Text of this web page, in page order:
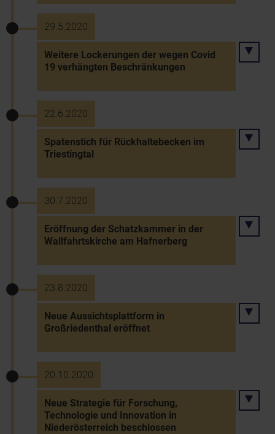
29.5.2020
Weitere Lockerungen der wegen Covid
19 verhängten Beschränkungen
22.6.2020
Spatenstich für Rückhaltebecken im
Triestingtal
30.7.2020
Eröffnung der Schatzkammer in der
Wallfahrtskirche am Hafnerberg
23.8.2020
Neue Aussichtsplattform in
Großriedenthal eröffnet
20.10.2020
Neue Strategie für Forschung,
Technologie und Innovation in
Niederösterreich beschlossen